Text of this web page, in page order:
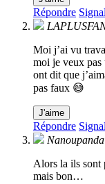
Répondre
Moi j’ai vu
moi je veux pas
ont dit que
pas faux 😅
J'aime
Répondre
Nanoupanda
Alors la ils sont
mais bon…